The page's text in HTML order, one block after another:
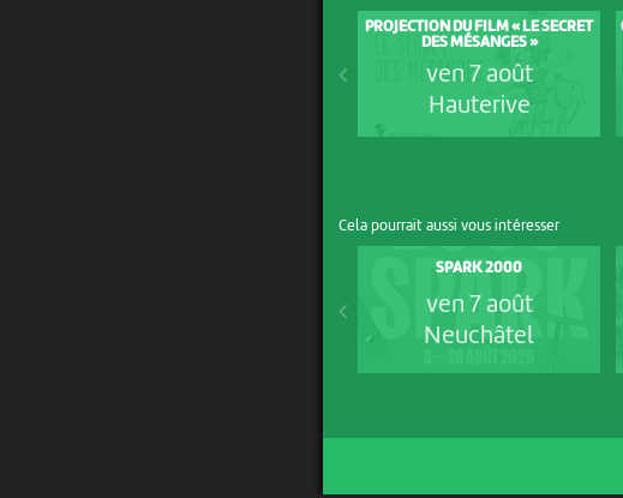
PROJECTION DU FILM « LE SECRET
DES MÉSANGES »
ven 7 août
Hauterive
Cela pourrait aussi vous intéresser
SPARK 2000
ven 7 août
Neuchâtel